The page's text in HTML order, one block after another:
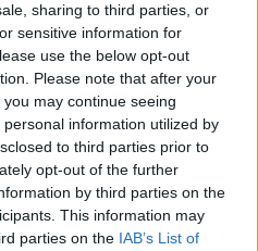
sharing to third parties, or
sensitive information for
use the below opt-out
Please note that after your
may continue seeing
information utilized by
to third parties prior to
opt-out of the further
by third parties on the
This information may
parties on the IAB’s List of